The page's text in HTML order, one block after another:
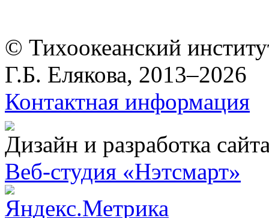
© Тихоокеанский
Г.Б. Елякова, 2013–2026
Контактная информация
Дизайн и разработка
Веб-студия «Нэтсмарт»